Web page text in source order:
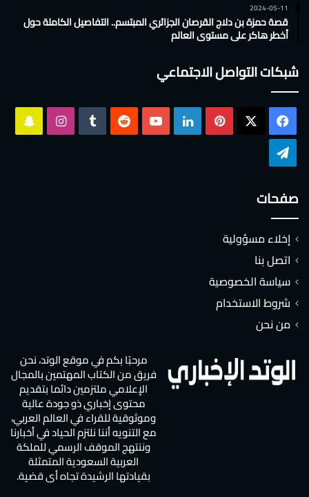
2024-05-11
قصة حمزة بن دلاج القرصان الجزائري المبتسم.. التفاصيل الكاملة حول
أخطر هاكر على مستوى العالم
شبكات التواصل الاجتماعي
فيسبوك بينتيريست لينكدإن ‫YouTube انستقرام
صفحات
إخلاء مسؤولية
اتصل بنا
سياسة الخصوصية
شروط الاستخدام
من نحن
مرحبًا بكم في موقع الوتد، نحن
فريق من الكتاب المهتمين بالمجال
الإعلامي ملتزمين دائما بتقديم
محتوى إخباري ذو جودة عالية
وموثوقية للقراء في العالم العربي،
مع التنويه أننا نلتزم الحياد في أخبارنا
وننتهج الموقف الرسمي للملكة
العربية السعودية المتمثلة
بقيادتها الرشيدة تجاه أي قضية.